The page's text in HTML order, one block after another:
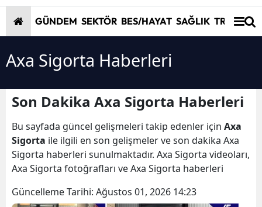
GÜNDEM SEKTÖR BES/HAYAT SAĞLIK TRAFİK/
Axa Sigorta Haberleri
Son Dakika Axa Sigorta Haberleri
Bu sayfada güncel gelişmeleri takip edenler için Axa
Sigorta ile ilgili en son gelişmeler ve son dakika Axa
Sigorta haberleri sunulmaktadır. Axa Sigorta videoları,
Axa Sigorta fotoğrafları ve Axa Sigorta haberleri
Güncelleme Tarihi: Ağustos 01, 2026 14:23